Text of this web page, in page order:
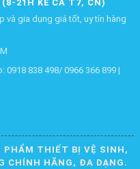
21H KỂ CẢ T7, CN)
và gia dụng giá tốt, uy tín hàng
0918 838 498/ 0966 366 899 |
PHẨM THIẾT BỊ VỆ SINH,
CHÍNH HÃNG, ĐA DẠNG.